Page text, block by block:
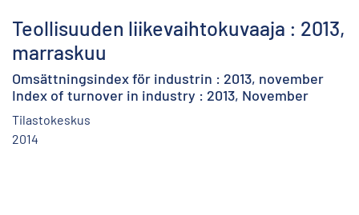
Teollisuuden liikevaihtokuvaaja : 2013,
marraskuu
Omsättningsindex för industrin : 2013, november
Index of turnover in industry : 2013, November
Tilastokeskus
2014